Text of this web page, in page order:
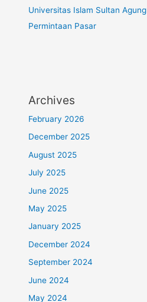
Universitas Islam Sultan Agung
Permintaan Pasar
Archives
February 2026
December 2025
August 2025
July 2025
June 2025
May 2025
January 2025
December 2024
September 2024
June 2024
May 2024